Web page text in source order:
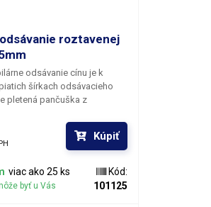
roztavenej
odsávanie cínu je k
šírkach odsávacieho
pletená pančuška z
spájkovaciu zliatinu zo
spájkovaných spojov alebo
kontaktných plôšok BGA
odsávacieho lanka je pre
a je cca 1,5 metra.
Kúpiť
viac ako 25 ks
byť u Vás
Kód:
101125